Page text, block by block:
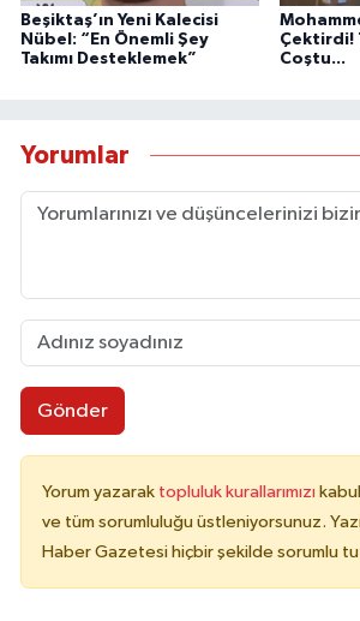
Beşiktaş’ın Yeni Kalecisi
Nübel: “En Önemli Şey
Takımı Desteklemek”
Çektirdi!
Coştu...
Yorumlar
Gönder
Yorum yazarak topluluk kurallarımızı
ve tüm sorumluluğu üstleniyorsunuz.
Haber Gazetesi hiçbir şekilde sorumlu